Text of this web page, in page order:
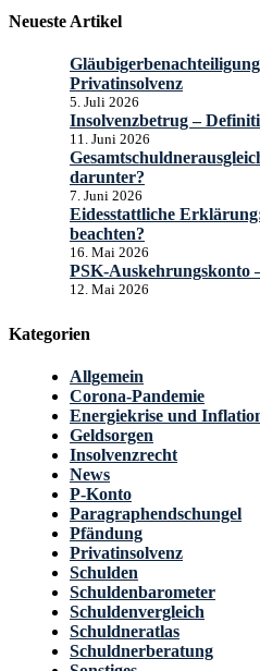
Neueste Artikel
Privatinsolvenz
5. Juli 2026
Insolvenzbetrug –
11. Juni 2026
darunter?
7. Juni 2026
Eidesstattliche
beachten?
16. Mai 2026
PSK-Auskehrungskonto
12. Mai 2026
Kategorien
Allgemein
Corona-Pandemie
Energiekrise und
Geldsorgen
Insolvenzrecht
News
P-Konto
Paragraphendschungel
Pfändung
Privatinsolvenz
Schulden
Schuldenbarometer
Schuldenvergleich
Schuldneratlas
Schuldnerberatung